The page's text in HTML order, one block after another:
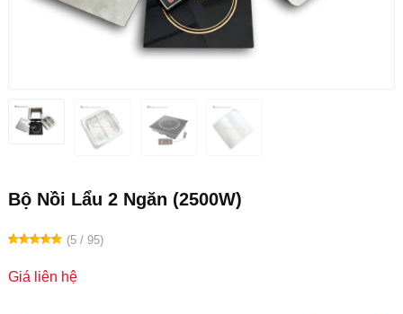
Bộ Nồi Lẩu 2 Ngăn (2500W)
(5 / 95)
Giá liên hệ